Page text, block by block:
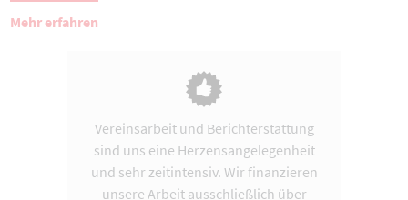
Mehr erfahren
Vereinsarbeit und Berichterstattung
sind uns eine Herzensangelegenheit
und sehr zeitintensiv. Wir finanzieren
unsere Arbeit ausschließlich über